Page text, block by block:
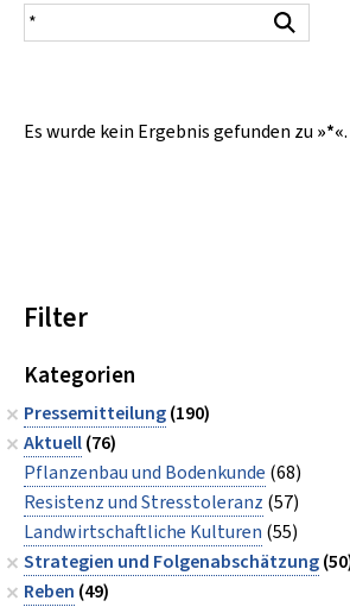
Suchergebnis
Es wurde kein Ergebnis gefunden zu »*«.
Filter
Kategorien
Pressemitteilung(190)
Aktuell(76)
Pflanzenbau und Bodenkunde (68)
Resistenz und Stresstoleranz (57)
Landwirtschaftliche Kulturen (55)
Strategien und Folgenabschätzung
Reben (49)